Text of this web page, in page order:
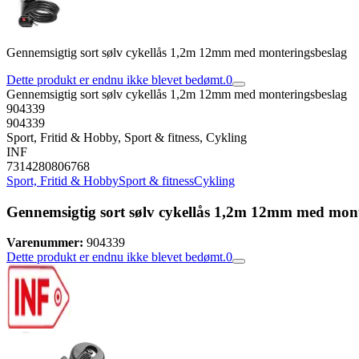
Gennemsigtig sort sølv cykellås 1,2m 12mm med monteringsbeslag
Dette produkt er endnu ikke blevet bedømt.0
Gennemsigtig sort sølv cykellås 1,2m 12mm med monteringsbeslag
904339
904339
Sport, Fritid & Hobby, Sport & fitness, Cykling
INF
7314280806768
Sport, Fritid & HobbySport & fitnessCykling
Gennemsigtig sort sølv cykellås 1,2m 12mm med
Varenummer: 904339
Dette produkt er endnu ikke blevet bedømt.0